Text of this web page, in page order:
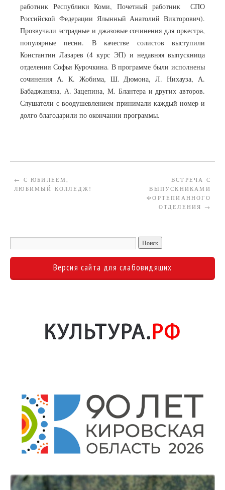
работник Республики Коми, Почетный работник СПО
Российской Федерации Ялынный Анатолий Викторович).
Прозвучали эстрадные и джазовые сочинения для оркестра,
популярные песни. В качестве солистов выступили
Константин Лазарев (4 курс ЭП) и недавняя выпускница
отделения Софья Курочкина. В программе были исполнены
сочинения А. К. Жобима, Ш. Дюмона, Л. Нихауза, А.
Бабаджаняна, А. Зацепина, М. Блантера и других авторов.
Слушатели с воодушевлением принимали каждый номер и
долго благодарили по окончании программы.
← С ЮБИЛЕЕМ,
ЛЮБИМЫЙ КОЛЛЕДЖ!
ВСТРЕЧА С
ВЫПУСКНИКАМИ
ФОРТЕПИАННОГО
ОТДЕЛЕНИЯ →
Версия сайта для слабовидящих